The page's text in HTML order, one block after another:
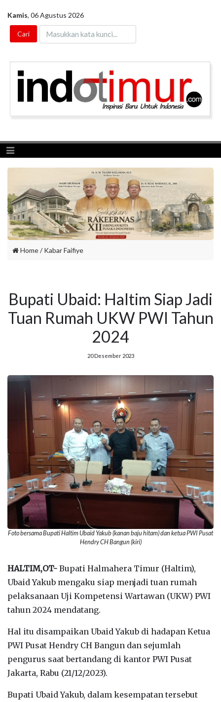
Kamis, 06 Agustus 2026
Toggle navigation
Home/Kabar Faifiye
Bupati Ubaid: Haltim Siap Jadi
Tuan Rumah UKW PWI Tahun
2024
20 Desember 2023
Foto bersama Bupati Haltim Ubaid Yakub (kanan baju hitam) dan ketua PWI Pusat
Hendry CH Bangun (kiri)
HALTIM,OT- Bupati Halmahera Timur (Haltim),
Ubaid Yakub mengaku siap menjadi tuan rumah
pelaksanaan Uji Kompetensi Wartawan (UKW) PWI
tahun 2024 mendatang.
Hal itu disampaikan Ubaid Yakub di hadapan Ketua
PWI Pusat Hendry CH Bangun dan sejumlah
pengurus saat bertandang di kantor PWI Pusat
Jakarta, Rabu (21/12/2023).
Bupati Ubaid Yakub, dalam kesempatan tersebut